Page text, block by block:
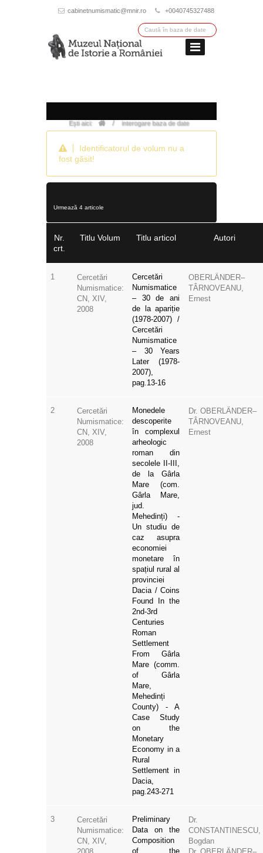
cabinetnumismatic@mnir.ro +0040745327488
Ești aici: / interogare baza de date
Identificatorul de volum nu a
fost găsit!
Urmează 4 articole
Nr.
crt.
Titlu Volum Titlu articol Autori
1
Cercetări
Numismatice:
CN, XIV,
2008
Cercetări
Numismatice
– 30 de ani
de la apariție
(1978-2007) /
Cercetări
Numismatice
– 30 Years
Later (1978-
2007),
pag.13-16
OBERLÄNDER–
TÂRNOVEANU,
Ernest
2
Cercetări
Numismatice:
CN, XIV,
2008
Monedele
descoperite
în complexul
arheologic
roman din
secolele II-III,
de la Gârla
Mare (com.
Gârla Mare,
jud.
Mehedinți) -
Un studiu de
caz asupra
economiei
monetare în
spațiul rural al
provinciei
Dacia / Coins
Found In the
2nd-3rd
Centuries
Roman
Settlement
From Gârla
Mare (comm.
of Gârla
Mare,
Mehedinți
County) - A
Case Study
on the
Monetary
Economy in a
Rural
Settlement in
Dacia,
pag.243-271
Dr. OBERLÄNDER–
TÂRNOVEANU,
Ernest
3
Cercetări
Numismatice:
CN, XIV,
Preliminary
Data on the
Composition
of the
Dr.
CONSTANTINESCU,
Bogdan